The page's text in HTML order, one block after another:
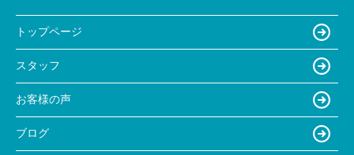
トップページ
スタッフ
お客様の声
ブログ